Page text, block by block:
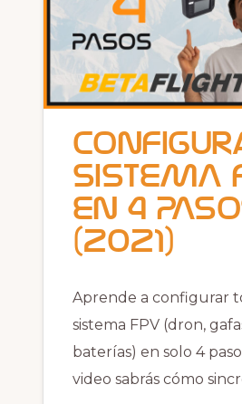
SISTEMA
en 4
(2021)
Aprende a configurar
sistema FPV (dron,
baterías) en solo 4
video sabrás cómo